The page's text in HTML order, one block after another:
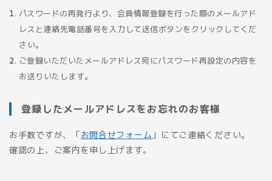
パスワードの再発行より、会員情報登録を行った際のメールアド
レスと連絡先電話番号を入力して送信ボタンをクリックしてくだ
さい。
ご登録いただいたメールアドレス宛にパスワード再設定の内容を
お送りいたします。
登録したメールアドレスをお忘れのお客様
お手数ですが、「お問合せフォーム 」にてご連絡ください。
確認の上、ご案内を申し上げます。